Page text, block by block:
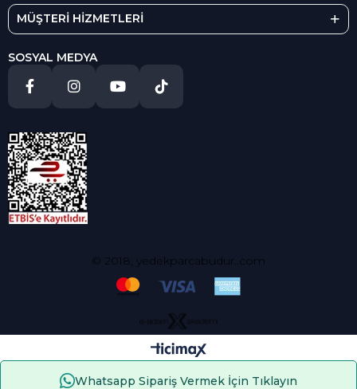
MÜŞTERİ HİZMETLERİ
SOSYAL MEDYA
© 2018, yedekparcabudur..com
Whatsapp Sipariş Vermek İçin Tıklayın